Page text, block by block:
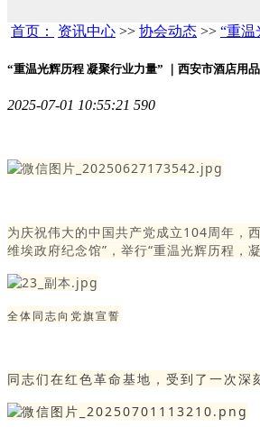
首页： 资讯中心 >> 协会动态 >> “重温
“重温光辉历程 凝聚行业力量” ｜西安市酒店用
2025-07-01 10:55:21 590
为庆祝伟大的中国共产党成立104周年，
维埃政府纪念馆”，举行“重温光辉历程，
全体同志向党旗宣誓
同志们在红色革命基地，受到了一次深